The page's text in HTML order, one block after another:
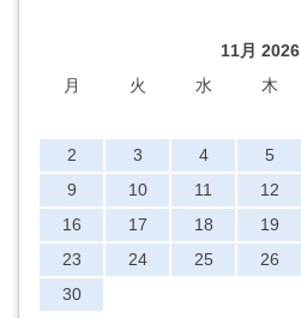
11月 2026
月
火 水 木
2
3 4 5
9
10 11 12
16
17 18 19
23
24 25 26
30